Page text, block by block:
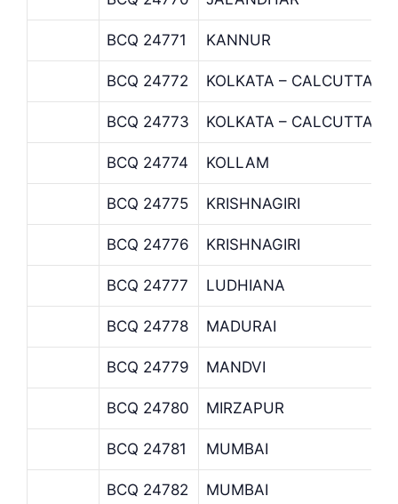
BCQ 24771 KANNUR
BCQ 24772 KOLKATA – CALCUTTA
BCQ 24773 KOLKATA – CALCUTTA
BCQ 24774 KOLLAM
BCQ 24775 KRISHNAGIRI
BCQ 24776 KRISHNAGIRI
BCQ 24777 LUDHIANA
BCQ 24778 MADURAI
BCQ 24779 MANDVI
BCQ 24780 MIRZAPUR
BCQ 24781 MUMBAI
BCQ 24782 MUMBAI